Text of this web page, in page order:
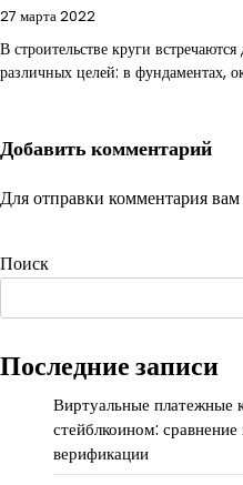
27 марта 2022
В строительстве круги
различных целей: в фундаментах,
Добавить комментарий
Для отправки комментария
Поиск
Последние записи
Виртуальные платежные
стейблкоином:
верификации